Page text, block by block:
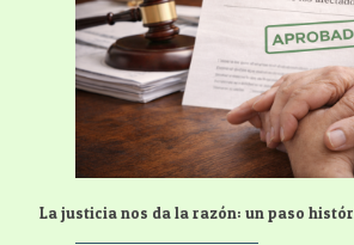
La justicia nos da la razón: un paso